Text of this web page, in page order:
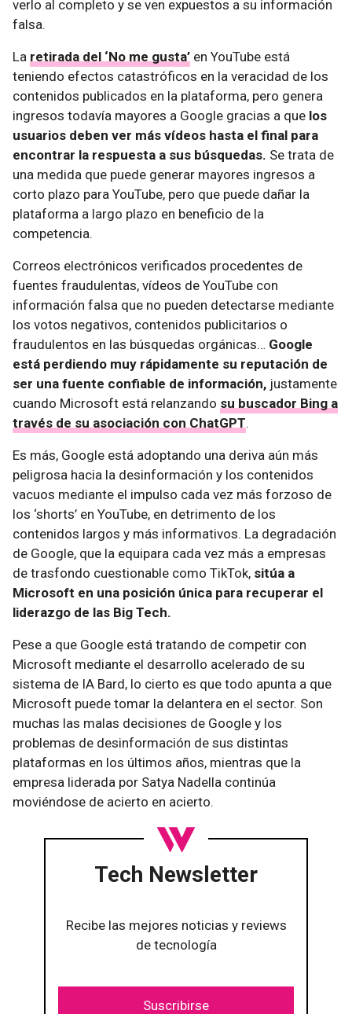
verlo al completo y se ven expuestos a su información
falsa.
La retirada del ‘No me gusta’ en YouTube está
teniendo efectos catastróficos en la veracidad de los
contenidos publicados en la plataforma, pero genera
ingresos todavía mayores a Google gracias a que los
usuarios deben ver más vídeos hasta el final para
encontrar la respuesta a sus búsquedas. Se trata de
una medida que puede generar mayores ingresos a
corto plazo para YouTube, pero que puede dañar la
plataforma a largo plazo en beneficio de la
competencia.
Correos electrónicos verificados procedentes de
fuentes fraudulentas, vídeos de YouTube con
información falsa que no pueden detectarse mediante
los votos negativos, contenidos publicitarios o
fraudulentos en las búsquedas orgánicas… Google
está perdiendo muy rápidamente su reputación de
ser una fuente confiable de información, justamente
cuando Microsoft está relanzando su buscador Bing a
través de su asociación con ChatGPT.
Es más, Google está adoptando una deriva aún más
peligrosa hacia la desinformación y los contenidos
vacuos mediante el impulso cada vez más forzoso de
los ‘shorts’ en YouTube, en detrimento de los
contenidos largos y más informativos. La degradación
de Google, que la equipara cada vez más a empresas
de trasfondo cuestionable como TikTok, sitúa a
Microsoft en una posición única para recuperar el
liderazgo de las Big Tech.
Pese a que Google está tratando de competir con
Microsoft mediante el desarrollo acelerado de su
sistema de IA Bard, lo cierto es que todo apunta a que
Microsoft puede tomar la delantera en el sector. Son
muchas las malas decisiones de Google y los
problemas de desinformación de sus distintas
plataformas en los últimos años, mientras que la
empresa liderada por Satya Nadella continúa
moviéndose de acierto en acierto.
Tech Newsletter
Recibe las mejores noticias y reviews
de tecnología
Suscribirse